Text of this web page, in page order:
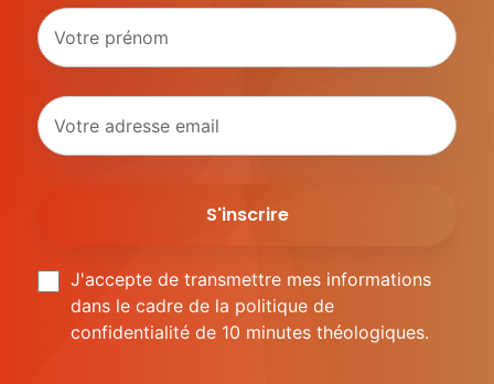
J'accepte de transmettre mes informations
dans le cadre de la politique de
confidentialité de 10 minutes théologiques.